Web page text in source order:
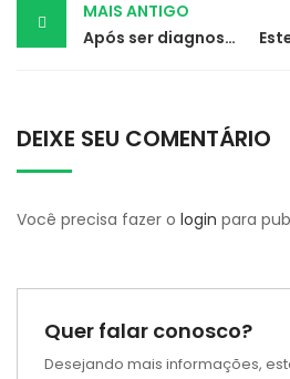
Post
navigation
MAIS ANTIGO
Após ser diagnosticada com sífilis por engano, grávida receberá indenização
DEIXE SEU COMENTÁRIO
Você precisa fazer o login para
Quer falar conosco?
Desejando mais informações,